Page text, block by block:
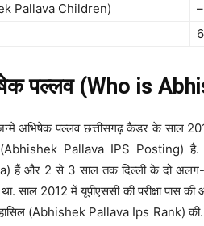
Pallava Children)
–
पल्लव (Who is
अभिषेक पल्लव छत्तीसगढ़ कैडर के साल
Pallava IPS Posting) है.
हैं और 2 से 3 साल तक दिल्ली के दो अलग-
साल 2012 में यूपीएससी की परीक्षा पास
हासिल (Abhishek Pallava Ips Rank)